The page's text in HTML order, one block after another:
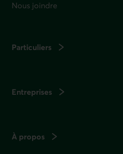
Nous joindre
Particuliers
Entreprises
À propos